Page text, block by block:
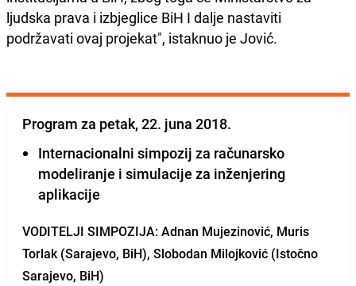
ljudska prava i izbjeglice BiH I dalje nastaviti
podržavati ovaj projekat", istaknuo je Jović.
Program za petak, 22. juna 2018.
Internacionalni simpozij za računarsko
modeliranje i simulacije za inženjering
aplikacije
VODITELJI SIMPOZIJA: Adnan Mujezinović, Muris
Torlak (Sarajevo, BiH), Slobodan Milojković (Istočno
Sarajevo, BiH)